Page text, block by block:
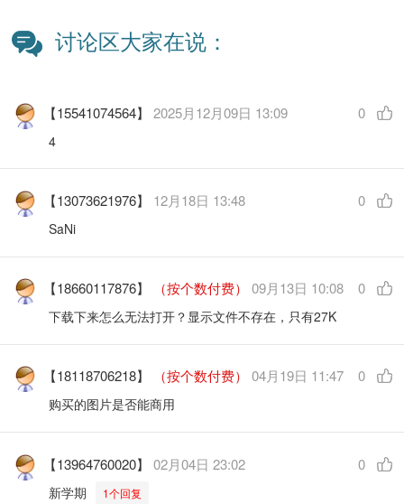
讨论区大家在说：
【15541074564】2025月12月09日 13:09 0
4
【13073621976】 12月18日 13:48 0
SaNi
【18660117876】 （按个数付费） 09月13日 10:08 0
下载下来怎么无法打开？显示文件不存在，只有27K
【18118706218】 （按个数付费） 04月19日 11:47 0
购买的图片是否能商用
【13964760020】02月04日 23:02 0
新学期 1个回复